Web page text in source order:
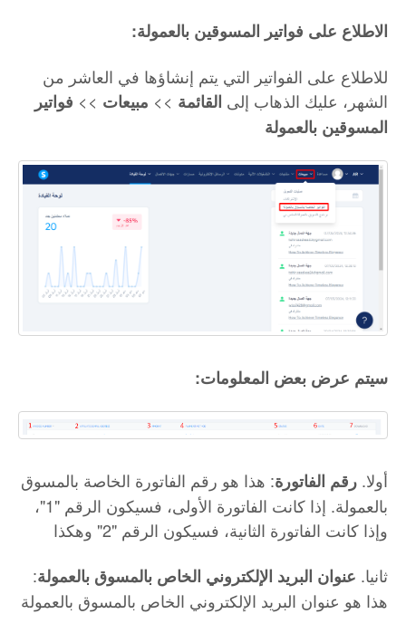
:الاطلاع على فواتير المسوقين بالعمولة
للاطلاع على الفواتير التي يتم إنشاؤها في العاشر من
الشهر، عليك الذهاب إلى القائمة >> مبيعات >> فواتير
المسوقين بالعمولة
:سيتم عرض بعض المعلومات
أولا. رقم الفاتورة: هذا هو رقم الفاتورة الخاصة بالمسوق
بالعمولة. إذا كانت الفاتورة الأولى، فسيكون الرقم "1"،
وإذا كانت الفاتورة الثانية، فسيكون الرقم "2" وهكذا
ثانيا. عنوان البريد الإلكتروني الخاص بالمسوق بالعمولة:
هذا هو عنوان البريد الإلكتروني الخاص بالمسوق بالعمولة